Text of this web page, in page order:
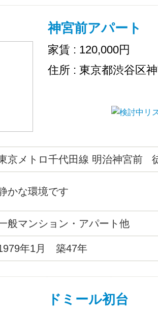
神宮前アパート
家賃 : 120,000円
住所 : 東京都渋谷区
京メトロ千代田線 明治神宮前
かな環境です
般マンション・アパート他
年1月 築47年
ドミール初台